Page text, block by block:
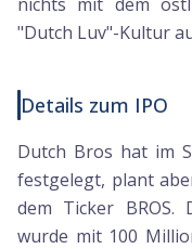
"Dutch Luv"-Kultur
Details zum IPO
Dutch Bros hat im
festgelegt, plant
dem Ticker BROS.
wurde mit 100